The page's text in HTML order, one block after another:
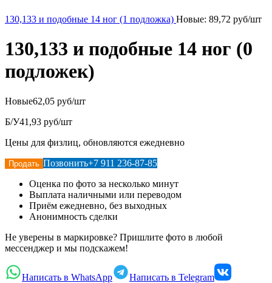
130,133 и подобные 14 ног (1 подложка) Новые: 89,72 руб/шт
130,133 и подобные 14 ног (0
подложек)
Новые62,05 руб/шт
Б/У41,93 руб/шт
Цены для физлиц, обновляются ежедневно
Продать Позвонить+7 911 236-87-85
Оценка по фото за несколько минут
Выплата наличными или переводом
Приём ежедневно, без выходных
Анонимность сделки
Не уверены в маркировке? Пришлите фото в любой
мессенджер и мы подскажем!
Написать в WhatsApp
Написать в Telegram